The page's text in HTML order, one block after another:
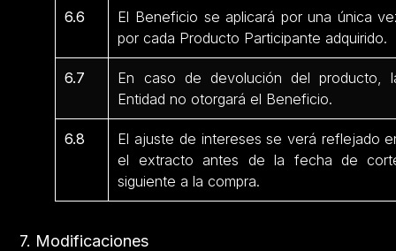
6.6
El Beneficio se aplicará por una única
por cada Producto Participante adquirido.
6.7
En caso de devolución del producto,
Entidad no otorgará el Beneficio.
6.8
El ajuste de intereses se verá reflejado
el extracto antes de la fecha de
siguiente a la compra.
7. Modificaciones